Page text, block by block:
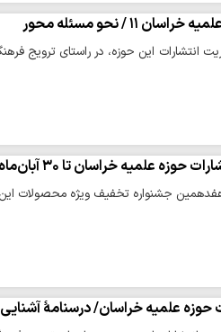
/ نحو مسئله محور
انتشارات این حوزه، در راستای ترویج
جشنواره تخفیف ویژه محصولات این
حوزه علمیه خراسان/ درسنامۀ